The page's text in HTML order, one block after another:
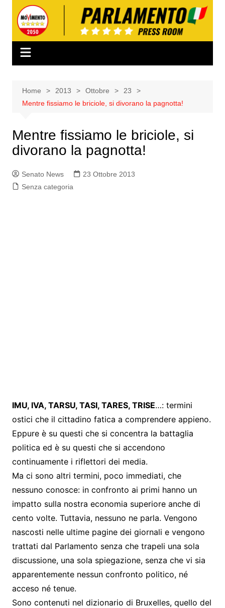
contenuto
Home 2013 Ottobre
23
Mentre fissiamo le briciole, si divorano la pagnotta!
Mentre fissiamo le briciole, si
divorano la pagnotta!
Senato News
23 Ottobre 2013
Senza categoria
IMU, IVA, TARSU, TASI, TARES, TRISE…: termini
ostici che il cittadino fatica a comprendere appieno.
Eppure è su questi che si concentra la battaglia
politica ed è su questi che si accendono
continuamente i riflettori dei media.
Ma ci sono altri termini, poco immediati, che
nessuno conosce: in confronto ai primi hanno un
impatto sulla nostra economia superiore anche di
cento volte. Tuttavia, nessuno ne parla. Vengono
nascosti nelle ultime pagine dei giornali e vengono
trattati dal Parlamento senza che trapeli una sola
discussione, una sola spiegazione, senza che vi sia
apparentemente nessun confronto politico, né
acceso né tenue.
Sono contenuti nel dizionario di Bruxelles, quello del